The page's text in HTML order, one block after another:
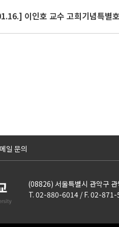
이인호 교수 고희기념특별
일 문의
(08826) 서울특별시 관악구
T. 02-880-6014 / F. 02-871-